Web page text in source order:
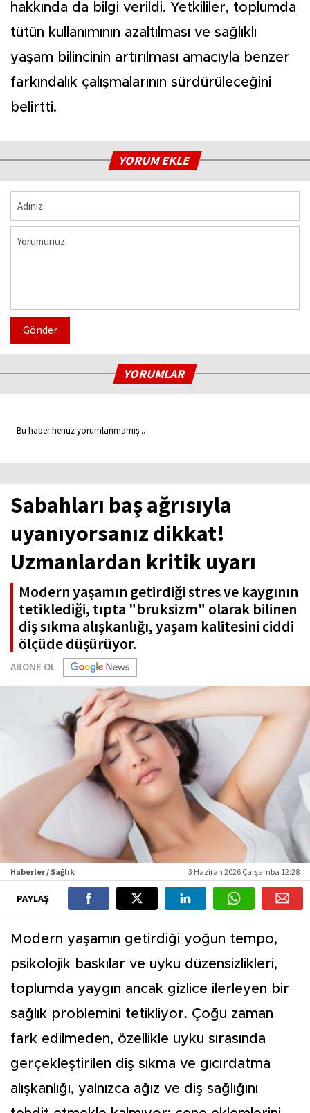
hakkında da bilgi verildi. Yetkililer, toplumda
tütün kullanımının azaltılması ve sağlıklı
yaşam bilincinin artırılması amacıyla benzer
farkındalık çalışmalarının sürdürüleceğini
belirtti.
YORUM EKLE
Gönder
YORUMLAR
Bu haber henüz yorumlanmamış...
Sabahları baş ağrısıyla
uyanıyorsanız dikkat!
Uzmanlardan kritik uyarı
Modern yaşamın getirdiği stres ve kaygının
tetiklediği, tıpta "bruksizm" olarak bilinen
diş sıkma alışkanlığı, yaşam kalitesini ciddi
ölçüde düşürüyor.
ABONE OL
Haberler / Sağlık 3 Haziran 2026 Çarşamba 12:28
PAYLAŞ
Modern yaşamın getirdiği yoğun tempo,
psikolojik baskılar ve uyku düzensizlikleri,
toplumda yaygın ancak gizlice ilerleyen bir
sağlık problemini tetikliyor. Çoğu zaman
fark edilmeden, özellikle uyku sırasında
gerçekleştirilen diş sıkma ve gıcırdatma
alışkanlığı, yalnızca ağız ve diş sağlığını